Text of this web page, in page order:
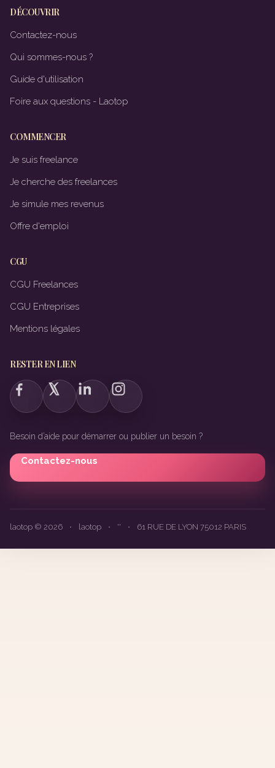
DÉCOUVRIR
Contactez-nous
Qui sommes-nous ?
Guide d'utilisation
Foire aux questions - Laotop
COMMENCER
Je suis freelance
Je cherche des freelances
Je simule mes revenus
Offre d'emploi
CGU
CGU Freelances
CGU Entreprises
Mentions légales
RESTER EN LIEN
Besoin d’aide pour démarrer ou publier un besoin ?
Contactez-nous
laotop © 2026 • laotop • '' • 61 RUE DE LYON 75012 PARIS